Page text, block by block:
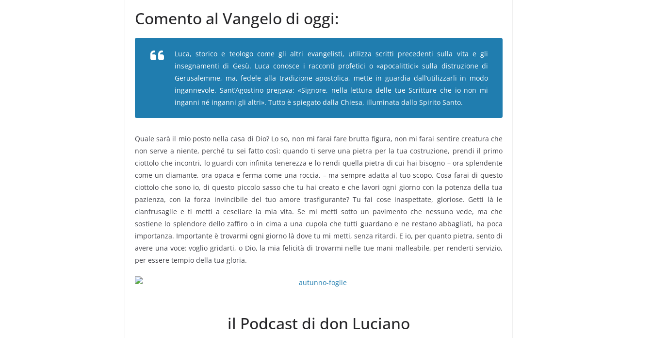
Comento al Vangelo di oggi:
Luca, storico e teologo come gli altri evangelisti, utilizza scritti precedenti sulla vita e gli
insegnamenti di Gesù. Luca conosce i racconti profetici o «apocalittici» sulla distruzione di
Gerusalemme, ma, fedele alla tradizione apostolica, mette in guardia dall’utilizzarli in modo
ingannevole. Sant’Agostino pregava: «Signore, nella lettura delle tue Scritture che io non mi
inganni né inganni gli altri». Tutto è spiegato dalla Chiesa, illuminata dallo Spirito Santo.
Quale sarà il mio posto nella casa di Dio? Lo so, non mi farai fare brutta figura, non mi farai sentire creatura che
non serve a niente, perché tu sei fatto così: quando ti serve una pietra per la tua costruzione, prendi il primo
ciottolo che incontri, lo guardi con infinita tenerezza e lo rendi quella pietra di cui hai bisogno – ora splendente
come un diamante, ora opaca e ferma come una roccia, – ma sempre adatta al tuo scopo. Cosa farai di questo
ciottolo che sono io, di questo piccolo sasso che tu hai creato e che lavori ogni giorno con la potenza della tua
pazienza, con la forza invincibile del tuo amore trasfigurante? Tu fai cose inaspettate, gloriose. Getti là le
cianfrusaglie e ti metti a cesellare la mia vita. Se mi metti sotto un pavimento che nessuno vede, ma che
sostiene lo splendore dello zaffiro o in cima a una cupola che tutti guardano e ne restano abbagliati, ha poca
importanza. Importante è trovarmi ogni giorno là dove tu mi metti, senza ritardi. E io, per quanto pietra, sento di
avere una voce: voglio gridarti, o Dio, la mia felicità di trovarmi nelle tue mani malleabile, per renderti servizio,
per essere tempio della tua gloria.
il Podcast di don Luciano